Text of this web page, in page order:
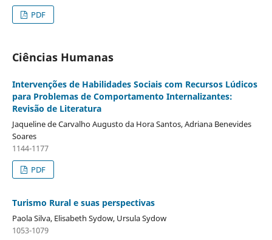
PDF
Ciências Humanas
Intervenções de Habilidades Sociais com Recursos Lúdicos
para Problemas de Comportamento Internalizantes:
Revisão de Literatura
Jaqueline de Carvalho Augusto da Hora Santos, Adriana Benevides
Soares
1144-1177
PDF
Turismo Rural e suas perspectivas
Paola Silva, Elisabeth Sydow, Ursula Sydow
1053-1079